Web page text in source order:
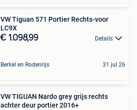
VW Tiguan 571 Portier Rechts-voor
LC9X
€ 1.098,99 Details
Berkel en Rodenrijs 31 jul 26
VW TIGUAN Nardo grey grijs rechts
achter deur portier 2016+